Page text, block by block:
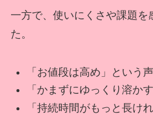
一方で、使いにくさや課題を
た。
「お値段は高め」という
「かまずにゆっくり溶か
「持続時間がもっと長け